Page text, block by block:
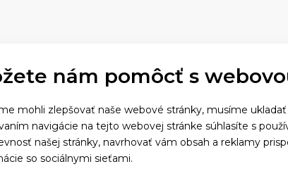
společne
Tefal
nám pomôcť s
mohli zlepšovať naše webové stránky, musíme
navigácie na tejto webovej stránke súhlasíte s
našej stránky, navrhovať vám obsah a reklamy
so sociálnymi sieťami.